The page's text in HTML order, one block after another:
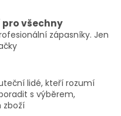
všechny
zápasníky. Jen
lidé, kteří rozumí
s výběrem,
zboží